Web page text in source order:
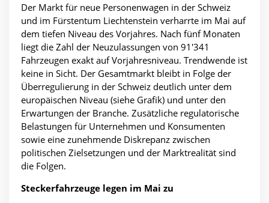
Der Markt für neue Personenwagen in der Schweiz
und im Fürstentum Liechtenstein verharrte im Mai auf
dem tiefen Niveau des Vorjahres. Nach fünf Monaten
liegt die Zahl der Neuzulassungen von 91'341
Fahrzeugen exakt auf Vorjahresniveau. Trendwende ist
keine in Sicht. Der Gesamtmarkt bleibt in Folge der
Überregulierung in der Schweiz deutlich unter dem
europäischen Niveau (siehe Grafik) und unter den
Erwartungen der Branche. Zusätzliche regulatorische
Belastungen für Unternehmen und Konsumenten
sowie eine zunehmende Diskrepanz zwischen
politischen Zielsetzungen und der Marktrealität sind
die Folgen.
Steckerfahrzeuge legen im Mai zu